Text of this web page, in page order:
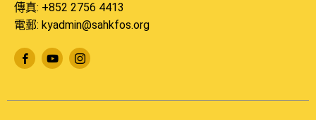
傳真: +852 2756 4413
電郵: kyadmin@sahkfos.org